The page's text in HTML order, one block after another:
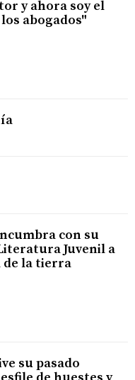
y ahora soy el
abogados"
con su
Juvenil a
la tierra
su pasado